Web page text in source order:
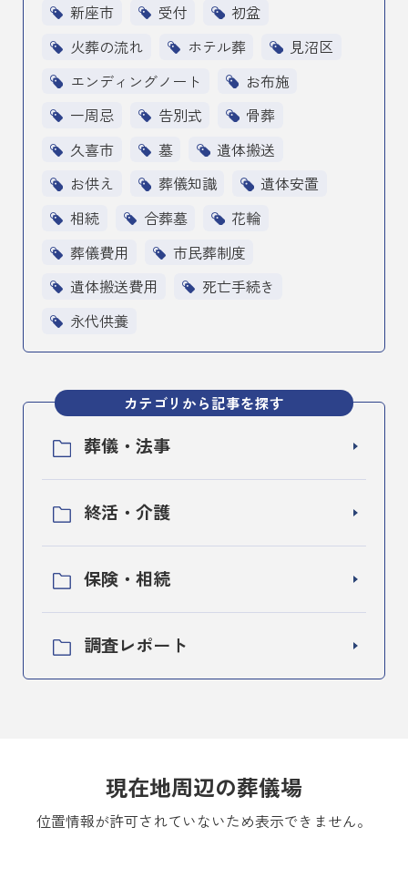
新座市
受付
初盆
火葬の流れ
ホテル葬
見沼区
エンディングノート
お布施
一周忌
告別式
骨葬
久喜市
墓
遺体搬送
お供え
葬儀知識
遺体安置
相続
合葬墓
花輪
葬儀費用
市民葬制度
遺体搬送費用
死亡手続き
永代供養
カテゴリから記事を探す
葬儀・法事
終活・介護
保険・相続
調査レポート
現在地周辺の葬儀場
位置情報が許可されていないため表示できません。